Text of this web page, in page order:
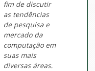
fim de discutir
as tendências
de pesquisa e
mercado da
computação em
suas mais
diversas áreas.